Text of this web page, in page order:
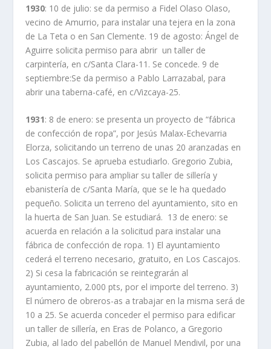
1930: 10 de julio: se da permiso a Fidel Olaso Olaso,
vecino de Amurrio, para instalar una tejera en la zona
de La Teta o en San Clemente. 19 de agosto: Ángel de
Aguirre solicita permiso para abrir un taller de
carpintería, en c/Santa Clara-11. Se concede. 9 de
septiembre:Se da permiso a Pablo Larrazabal, para
abrir una taberna-café, en c/Vizcaya-25.
1931: 8 de enero: se presenta un proyecto de “fábrica
de confección de ropa”, por Jesús Malax-Echevarria
Elorza, solicitando un terreno de unas 20 aranzadas en
Los Cascajos. Se aprueba estudiarlo. Gregorio Zubia,
solicita permiso para ampliar su taller de sillería y
ebanistería de c/Santa María, que se le ha quedado
pequeño. Solicita un terreno del ayuntamiento, sito en
la huerta de San Juan. Se estudiará. 13 de enero: se
acuerda en relación a la solicitud para instalar una
fábrica de confección de ropa. 1) El ayuntamiento
cederá el terreno necesario, gratuito, en Los Cascajos.
2) Si cesa la fabricación se reintegrarán al
ayuntamiento, 2.000 pts, por el importe del terreno. 3)
El número de obreros-as a trabajar en la misma será de
10 a 25. Se acuerda conceder el permiso para edificar
un taller de sillería, en Eras de Polanco, a Gregorio
Zubia, al lado del pabellón de Manuel Mendivil, por una